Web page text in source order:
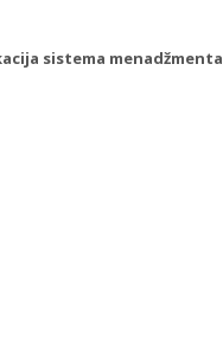
sistema menadžmenta